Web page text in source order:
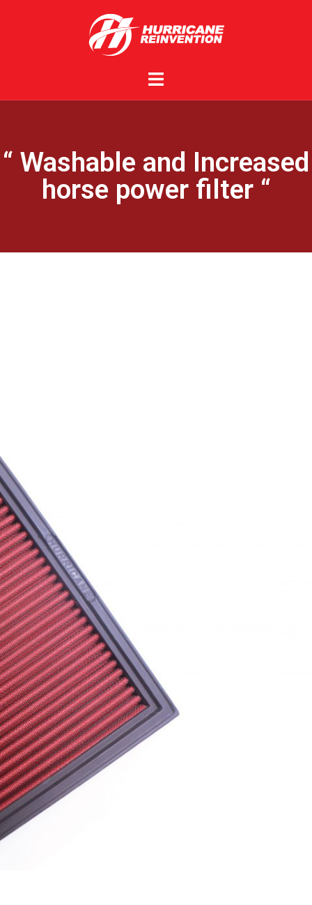
“ Washable and Increased
horse power filter “ ​